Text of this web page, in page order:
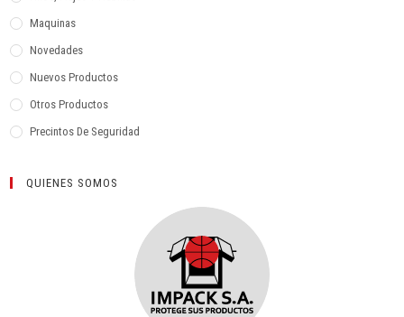
Maquinas
Novedades
Nuevos Productos
Otros Productos
Precintos De Seguridad
QUIENES SOMOS